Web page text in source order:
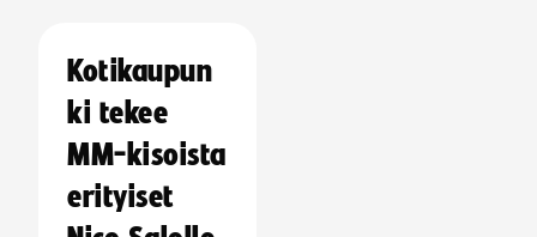
Kotikaupun
ki tekee
MM-kisoista
erityiset